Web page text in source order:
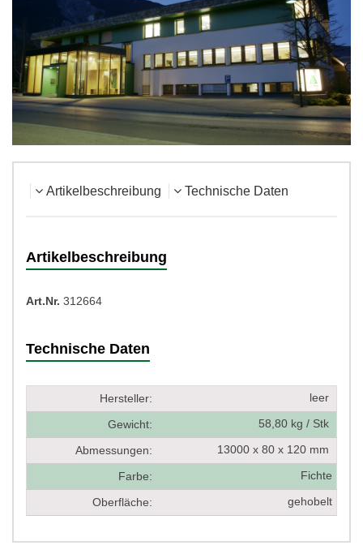
Artikelbeschreibung Technische Daten
Artikelbeschreibung
Art.Nr. 312664
Technische Daten
Hersteller: leer
Gewicht: 58,80 kg / Stk
Abmessungen: 13000 x 80 x 120 mm
Farbe: Fichte
Oberfläche: gehobelt